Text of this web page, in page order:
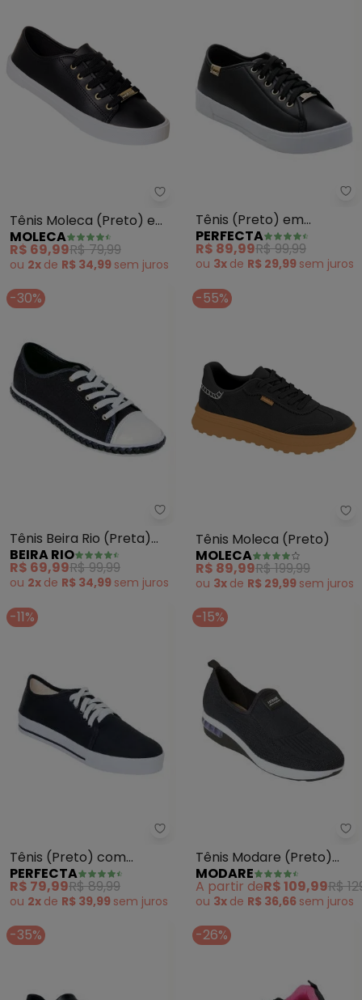
Moleca - Tênis Moleca (Preto)
Tênis Moleca (Preto) em
Sintético
MOLECA
R$ 69,99R$ 79,99
ou 2x de R$ 34,99 sem juros
Tênis (Preto) em
Sintético
PERFECTA
R$ 89,99R$ 99,99
ou 3x de R$ 29,99 sem juros
-30%
Beira Rio - Tênis Beira Rio
Tênis Beira Rio (Preta)
em Sintético
BEIRA RIO
R$ 69,99R$ 99,99
ou 2x de R$ 34,99 sem juros
-55%
Tênis Moleca (Preto)
MOLECA
R$ 89,99R$ 199,99
ou 3x de R$ 29,99 sem juros
-11%
Perfecta - Tênis (Preto) com
Tênis (Preto) com
Cadarço Extra
PERFECTA
R$ 79,99R$ 89,99
ou 2x de R$ 39,99 sem juros
-15%
Tênis Modare (Preto)
Ultraconfort
MODARE
A partir deR$ 109,99R$
ou 3x de R$ 36,66 sem juros
-35% -26%